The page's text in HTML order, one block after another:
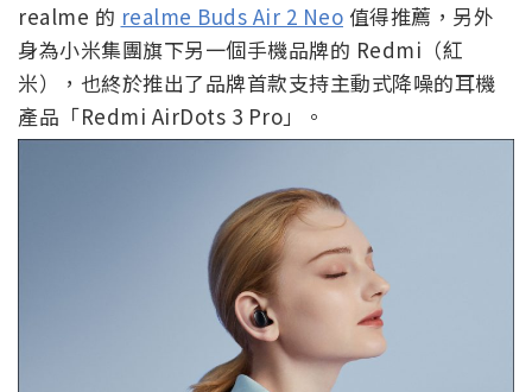
realme 的 realme Buds Air 2 Neo 值得推薦，另外
身為小米集團旗下另一個手機品牌的 Redmi（紅
米），也終於推出了品牌首款支持主動式降噪的耳機
產品「Redmi AirDots 3 Pro」。